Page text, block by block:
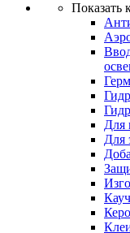
Показать
Для
Для